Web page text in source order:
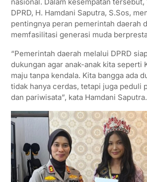
DPRD, H. Hamdani Saputra, S.Sos,
pentingnya peran pemerintah daerah
memfasilitasi generasi muda
“Pemerintah daerah melalui DPRD
dukungan agar anak-anak kita seperti
maju tanpa kendala. Kita bangga ada
tidak hanya cerdas, tetapi juga peduli
dan pariwisata”, kata Hamdani Saputra.